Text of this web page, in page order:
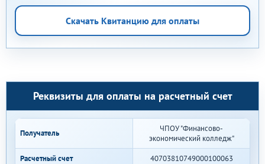
Скачать Квитанцию для оплаты
Реквизиты для оплаты на расчетный счет
Получатель
ЧПОУ "Финансово-
экономический колледж"
Расчетный счет
40703810749000100063